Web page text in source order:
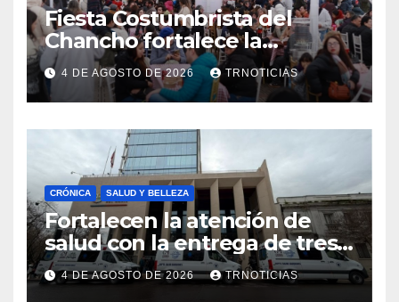
Fiesta Costumbrista del
Chancho fortalece la
economía local con positivo
impacto en la hotelería y el
emprendimiento
4 DE AGOSTO DE 2026 TRNOTICIAS
CRÓNICA SALUD Y BELLEZA
Fortalecen la atención de
salud con la entrega de tres
nuevas ambulancias para
Cauquenes y Sagrada Familia
4 DE AGOSTO DE 2026 TRNOTICIAS